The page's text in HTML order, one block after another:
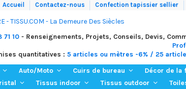
Accueil Contactez-nous Confection tapissier sellier
10 - Renseignements, Projets, Conseils, Devis,
quantitatives : 5 articles ou mètres -6% / 25
Auto/Moto Cuirs de bureau Décor de la
Tissus indoor Tissus outdoor